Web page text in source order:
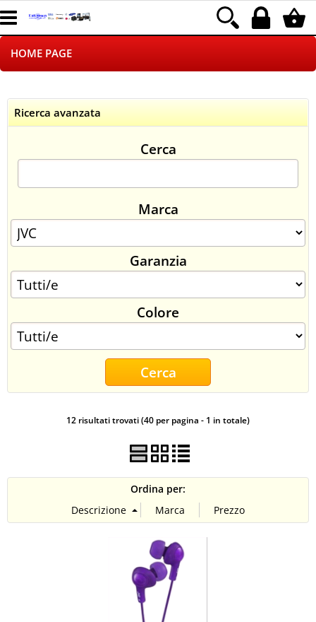
HOME PAGE
LOGISTICA
NEGOZI ON LINE
SINCRONIZZATI CON NOI
SPEDIZIONI
CONTATTI
Ricerca avanzata
Cerca
Marca
Garanzia
Colore
12 risultati trovati (40 per pagina - 1 in totale)
Ordina per: